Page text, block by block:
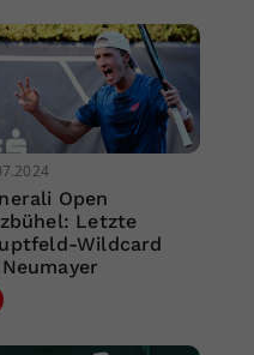
Open
Letzte
Wildcard